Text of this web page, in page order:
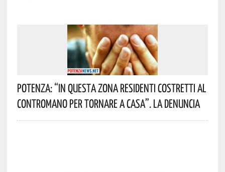
Potenza: “In Questa Zona Residenti Costretti Al
Contromano Per Tornare A Casa”. La Denuncia